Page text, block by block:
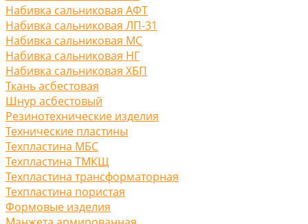
Набивка сальниковая АФТ
Набивка сальниковая ЛП-31
Набивка сальниковая МС
Набивка сальниковая НГ
Набивка сальниковая ХБП
Ткань асбестовая
Шнур асбестовый
Резинотехнические изделия
Технические пластины
Техпластина МБС
Техпластина ТМКЩ
Техпластина трансформаторная
Техпластина пористая
Формовые изделия